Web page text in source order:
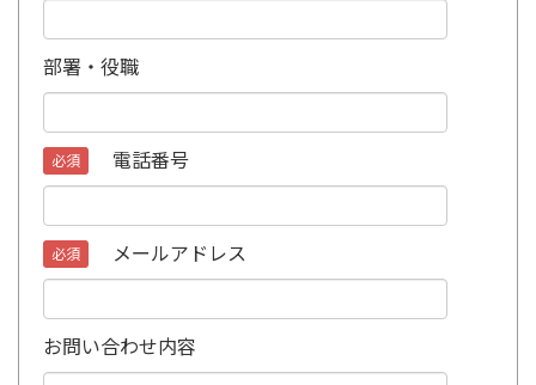
部署・役職
必須 電話番号
必須 メールアドレス
お問い合わせ内容